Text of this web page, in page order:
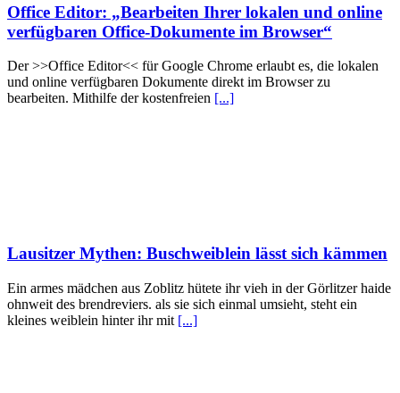
Office Editor: „Bearbeiten Ihrer lokalen und online
verfügbaren Office-Dokumente im Browser“
Der >>Office Editor<< für Google Chrome erlaubt es, die lokalen
und online verfügbaren Dokumente direkt im Browser zu
bearbeiten. Mithilfe der kostenfreien [...]
Lausitzer Mythen: Buschweiblein lässt sich kämmen
Ein armes mädchen aus Zoblitz hütete ihr vieh in der Görlitzer haide
ohnweit des brendreviers. als sie sich einmal umsieht, steht ein
kleines weiblein hinter ihr mit [...]